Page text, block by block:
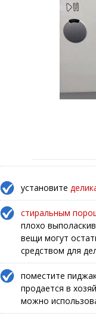
установите
стиральным
плохо
вещи могут
средством для
поместите
продается в
можно